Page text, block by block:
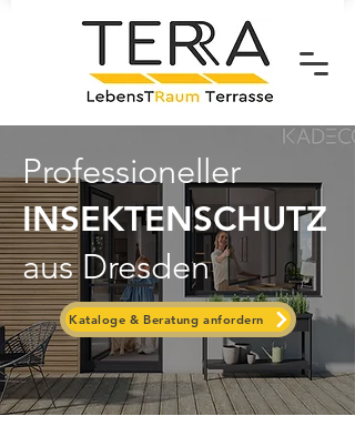
Professioneller
INSEKTENSCHUTZ
aus Dresden
Kataloge & Beratung anfordern